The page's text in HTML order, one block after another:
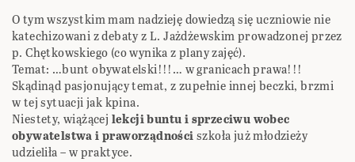
O tym wszystkim mam nadzieję dowiedzą się uczniowie nie
katechizowani z debaty z L. Jażdżewskim prowadzonej przez
p. Chętkowskiego (co wynika z plany zajęć).
Temat: …bunt obywatelski!!!… w granicach prawa!!!
Skądinąd pasjonujący temat, z zupełnie innej beczki, brzmi
w tej sytuacji jak kpina.
Niestety, wiążącej lekcji buntu i sprzeciwu wobec
obywatelstwa i praworządnościszkoła już młodzieży
udzieliła – w praktyce.